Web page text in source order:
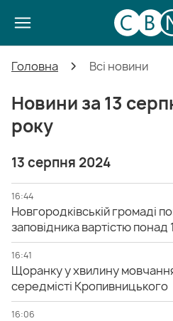
Головна Всі новини
Новини за 13
року
13 серпня 2024
16:44
Новгородківській громаді
заповідника вартістю понад
16:41
Щоранку у хвилину
середмісті Кропивницького
16:06